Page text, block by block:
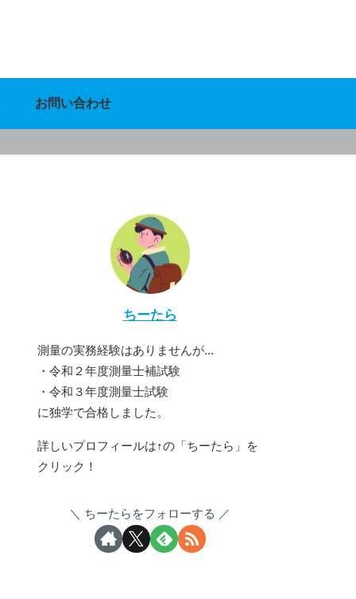
お問い合わせ
ちーたら
測量の実務経験はありませんが...
・令和２年度測量士補試験
・令和３年度測量士試験
に独学で合格しました。
詳しいプロフィールは↑の「ちーたら」を
クリック！
ちーたらをフォローする